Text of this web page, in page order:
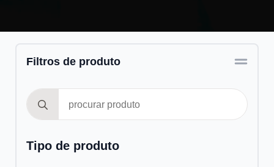
Filtros de produto
for:
Tipo de produto